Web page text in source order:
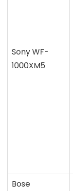
Sony WF-
1000XM5
Bose